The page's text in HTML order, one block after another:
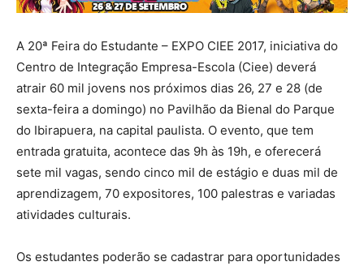
A 20ª Feira do Estudante – EXPO CIEE 2017, iniciativa do
Centro de Integração Empresa-Escola (Ciee) deverá
atrair 60 mil jovens nos próximos dias 26, 27 e 28 (de
sexta-feira a domingo) no Pavilhão da Bienal do Parque
do Ibirapuera, na capital paulista. O evento, que tem
entrada gratuita, acontece das 9h às 19h, e oferecerá
sete mil vagas, sendo cinco mil de estágio e duas mil de
aprendizagem, 70 expositores, 100 palestras e variadas
atividades culturais.
Os estudantes poderão se cadastrar para oportunidades